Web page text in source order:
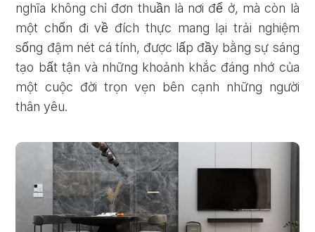
nghĩa không chỉ đơn thuần là nơi để ở, mà còn là
một chốn đi về đích thực mang lại trải nghiệm
sống đậm nét cá tính, được lấp đầy bằng sự sáng
tạo bất tận và những khoảnh khắc đáng nhớ của
một cuộc đời trọn vẹn bên cạnh những người
thân yêu.